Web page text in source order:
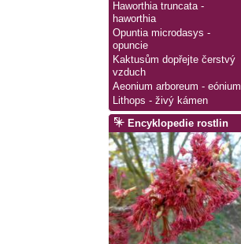
Haworthia truncata -
haworthia
Opuntia microdasys -
opuncie
Kaktusům dopřejte čerstvý
vzduch
Aeonium arboreum - eónium
Lithops - živý kámen
Encyklopedie rostlin